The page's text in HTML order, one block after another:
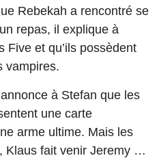
Rebekah a rencontré se
repas, il explique à
Five et qu’ils possèdent
vampires.
à Stefan que les
une carte
arme ultime. Mais les
Klaus fait venir Jeremy …